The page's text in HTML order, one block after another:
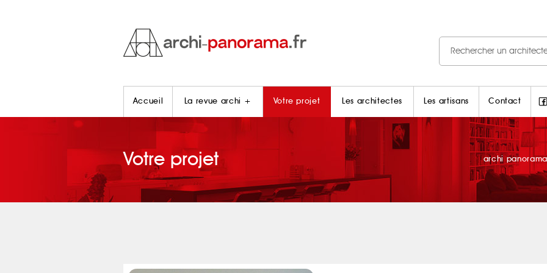
Accueil La revue archi + Votre projet Les architectes Les artisans Contact
Votre projet archi panorama